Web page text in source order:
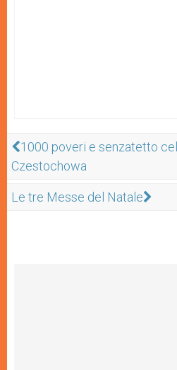
1000 poveri e senzatetto
Czestochowa
Le tre Messe del Natale